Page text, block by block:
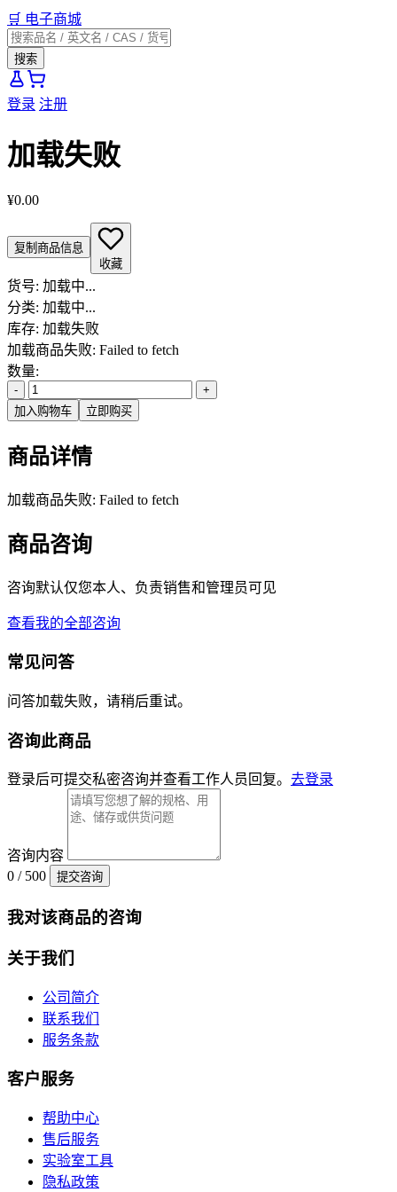
🛒 电子商城
搜索
登录 注册
加载失败
¥0.00
复制商品信息
收藏
货号: 加载中...
分类: 加载中...
库存: 加载失败
加载商品失败: Failed to fetch
数量:
-
+
加入购物车
立即购买
商品详情
加载商品失败: Failed to fetch
商品咨询
咨询默认仅您本人、负责销售和管理员可见
查看我的全部咨询
常见问答
问答加载失败，请稍后重试。
咨询此商品
登录后可提交私密咨询并查看工作人员回复。 去登录
咨询内容
0 / 500
提交咨询
我对该商品的咨询
关于我们
公司简介
联系我们
服务条款
客户服务
帮助中心
售后服务
实验室工具
隐私政策